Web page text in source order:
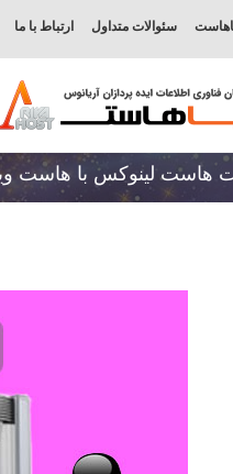
سئوالات متداول ارتباط با ما
هاست لینوکس با هاست